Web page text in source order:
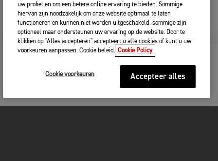
BLIJF GEÏNFORMEERD
uw profiel en om een betere online ervaring te bieden. Sommige
hiervan zijn noodzakelijk om onze website optimaal te laten
functioneren en kunnen niet worden uitgeschakeld, sommige zijn
optioneel maar ondersteunen uw ervaring op de website. Door te
klikken op "Alles accepteren" accepteert u alle cookies of kunt u uw
voorkeuren aanpassen. Cookie beleid. Cookie Policy
Cookie voorkeuren Accepteer alles